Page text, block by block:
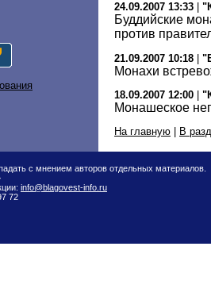
24.09.2007 13:33
Буддийские
против
21.09.2007 10:18 |
Монахи
18.09.2007 12:00
Монашеское
На главную В
с мнением авторов отдельных материалов.
info@blagovest-info.ru
72